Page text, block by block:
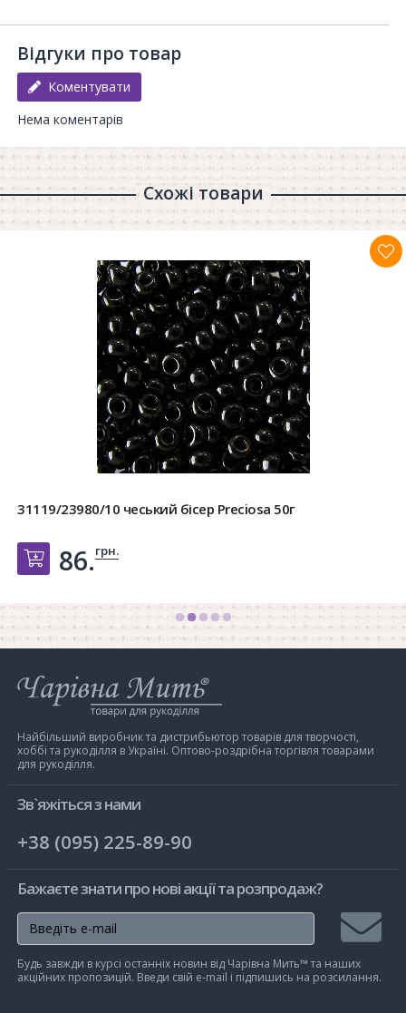
Відгуки про товар
Коментувати
Нема коментарів
Схожі товари
31119/23980/10 чеський бісер Preciosa 50г
Добавить в корзину
86.грн.
Інтернет-
магазин
Мить
Найбільший виробник та дистрибьютор товарів для творчості,
хоббі та рукоділля в Україні. Оптово-роздрібна торгівля товарами
для рукоділля.
Зв`яжіться з нами
+38 (095) 225-89-90
Бажаєте знати про нові акції та розпродаж?
на
Будь завжди в курсі останніх новин від Чарівна Мить™ та наших
акційних пропозицій. Введи свій e-mail і підпишись на розсилання.